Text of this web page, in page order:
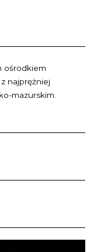
ośrodkiem
najprężniej
mazurskim.